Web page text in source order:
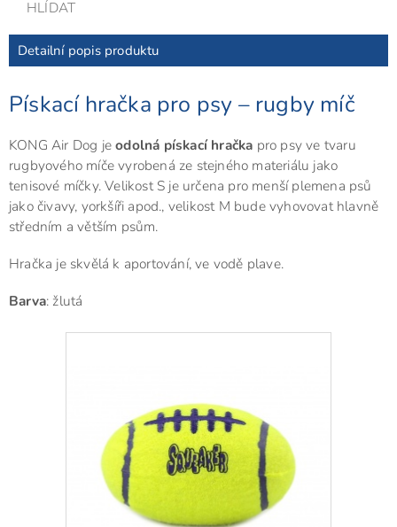
HLÍDAT
Detailní popis produktu
Pískací hračka pro psy – rugby míč
KONG Air Dog jeodolná pískací hračka pro psy ve tvaru
rugbyového míče vyrobená ze stejného materiálu jako
tenisové míčky. Velikost S je určena pro menší plemena psů
jako čivavy, yorkšíři apod., velikost M bude vyhovovat hlavně
středním a větším psům.
Hračka je skvělá k aportování, ve vodě plave.
Barva: žlutá